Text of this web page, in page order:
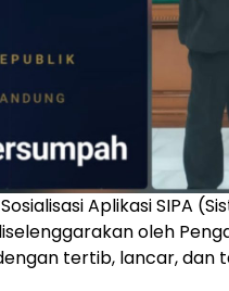
Aplikasi SIPA
oleh
tertib, lancar, dan